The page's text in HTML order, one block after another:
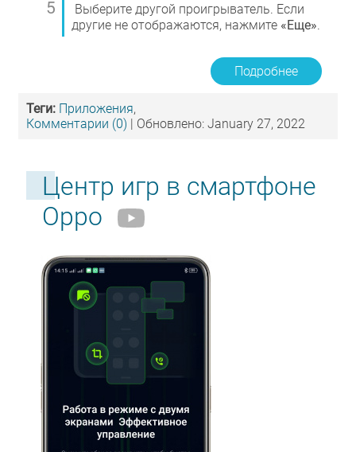
Выберите другой проигрыватель. Если
другие не отображаются, нажмите «Еще».
Подробнее
Теги: Приложения,
Комментарии (0) | Обновлено: January 27, 2022
Центр игр в смартфоне
Oppo